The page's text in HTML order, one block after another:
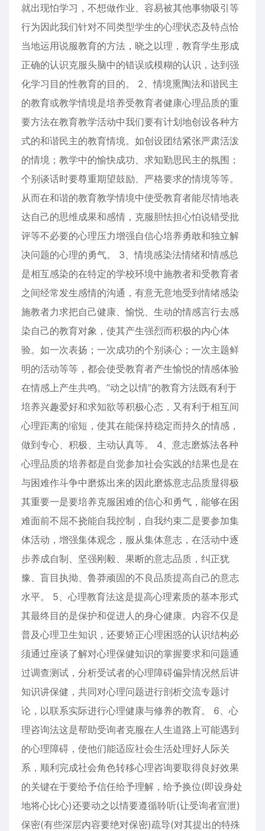
就出现怕学习，不想做作业、容易被其他事物吸引等
行为因此我们针对不同类型学生的心理状态及特点恰
当地运用说服教育的方法，晓之以理，教育学生形成
正确的认识克服头脑中的错误或模糊的认识，达到强
化学习目的性教育的目的。 2、情境熏陶法和谐民主
的教育或教学情境是培养受教育者健康心理品质的重
要方法在教育教学活动中我们要有计划地创设各种方
式的和谐民主的教育情境。如创设团结紧张严肃活泼
的情境；教学中的愉快成功、求知勤思民主的氛围；
个别谈话时要尊重期望鼓励、严格要求的情境等等。
从而在和谐的教育教学情境中使受教育者能尽情地表
达自己的思维成果和感情，克服胆怯担心怕说错受批
评等不必要的心理压力增强自信心培养勇敢和独立解
决问题的心理的勇气。 3、情境感染法情绪和情感总
是相互感染的在特定的学校环境中施教者和受教育者
之间经常发生感情的沟通，有意无意地受到情绪感染
施教者力求把自己健康、愉悦、生动的情感言行去感
染自己的教育对象，使其产生强烈而积极的内心体
验。如一次表扬；一次成功的个别谈心；一次主题鲜
明的活动等等，都会使受教育者产生愉悦的情感体验
在情感上产生共鸣。”动之以情”的教育方法既有利于
培养兴趣爱好和求知欲等积极心态，又有利于相互间
心理距离的缩短，使其在能保持稳定而持久的情感，
做到专心、积极、主动认真等。 4、意志磨炼法各种
心理品质的培养都是自觉参加社会实践的结果也是在
与困难作斗争中磨炼出来的因此磨炼意志品质显得极
其重要一是要培养克服困难的信心和勇气，能够在困
难面前不屈不挠能自我控制，自我约束二是要参加集
体活动，增强集体观念，服从集体意志，在活动中逐
步养成自制、坚强刚毅、果断的意志品质，纠正犹
豫、盲目执拗、鲁莽顽固的不良品质提高自己的意志
水平。 5、心理教育法这是提高心理素质的基本形式
其最终目的是保护和促进人的身心健康。内容不仅是
普及心理卫生知识，还要矫正心理困惑的认识结构必
须通过座谈了解对心理保健知识的掌握要求和问题通
过调查测试，分析受试者的心理障碍偏异情况然后讲
知识讲保健，共同对心理问题进行剖析交流专题讨
论，以联系实际进行心理健康与修养的教育。 6、心
理咨询法这是帮助受询者克服在人生道路上可能遇到
的心理障碍，使他们能适应社会生活处理好人际关
系，顺利完成社会角色转移心理咨询要取得良好效果
的关键在于要给予信任给予理解，给予换位(即设身处
地将心比心)还要动之以情要遵循聆听(让受询者宣泄)
保密(有些深层内容要绝对保密)疏导(对其提出的特殊